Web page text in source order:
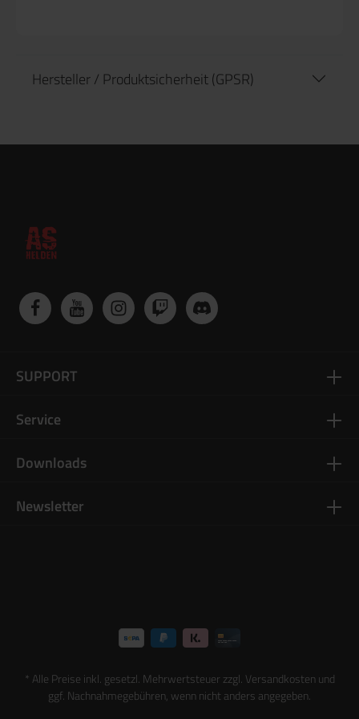
Hersteller / Produktsicherheit (GPSR)
Newsletter
SUPPORT
Service
Downloads
* Alle Preise inkl. gesetzl. Mehrwertsteuer zzgl. Versandkostenund
ggf. Nachnahmegebühren, wenn nicht anders angegeben.